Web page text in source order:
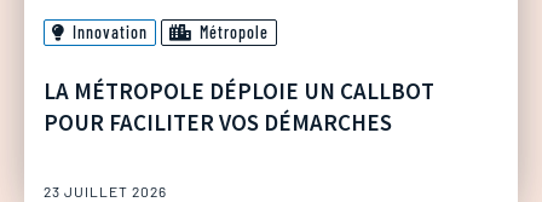
Innovation Métropole
LA MÉTROPOLE DÉPLOIE UN CALLBOT
POUR FACILITER VOS DÉMARCHES
23 JUILLET 2026